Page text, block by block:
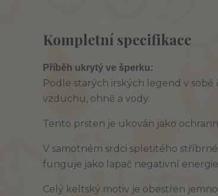
Kompletní specifikace
Příběh ukrytý ve šperku:
Podle starých irských legend v
vzduchu, ohně a vody.
Tento prsten je ukován jako
V samotném srdci spletitého
funguje jako lapač negativní
Celý keltský motiv je obestřen